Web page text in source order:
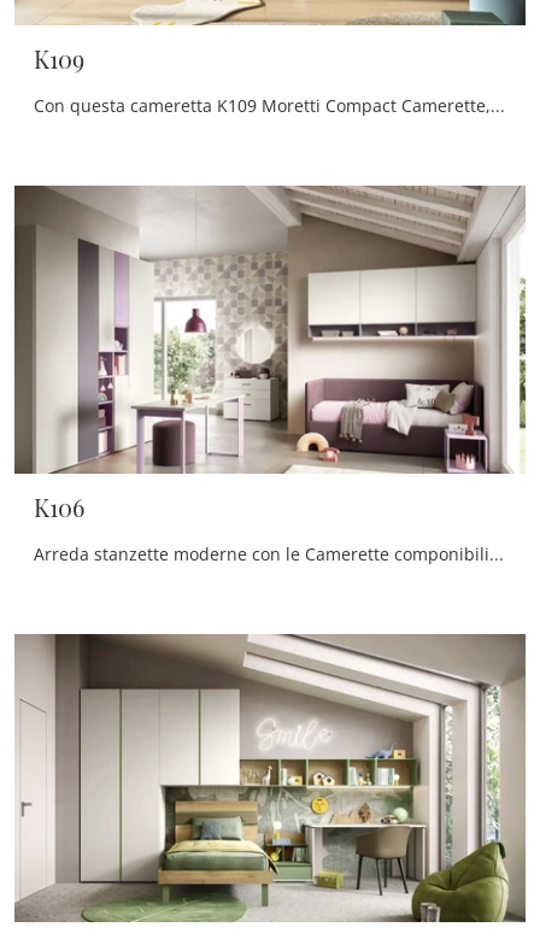
K109
Con questa cameretta K109 Moretti Compact Camerette, tra le soluzioni a soppalco, potrai arredare stanze moderne per bambine.
K106
Arreda stanzette moderne con le Camerette componibili Moretti Compact Camerette! Il modello K106 in melaminico è per bambine.